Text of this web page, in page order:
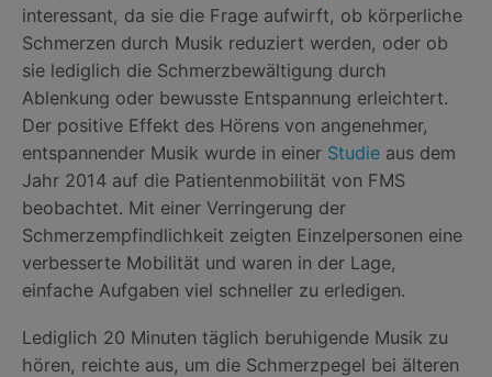
interessant, da sie die Frage aufwirft, ob körperliche
Schmerzen durch Musik reduziert werden, oder ob
sie lediglich die Schmerzbewältigung durch
Ablenkung oder bewusste Entspannung erleichtert.
Der positive Effekt des Hörens von angenehmer,
entspannender Musik wurde in einer Studie aus dem
Jahr 2014 auf die Patientenmobilität von FMS
beobachtet. Mit einer Verringerung der
Schmerzempfindlichkeit zeigten Einzelpersonen eine
verbesserte Mobilität und waren in der Lage,
einfache Aufgaben viel schneller zu erledigen.
Lediglich 20 Minuten täglich beruhigende Musik zu
hören, reichte aus, um die Schmerzpegel bei älteren